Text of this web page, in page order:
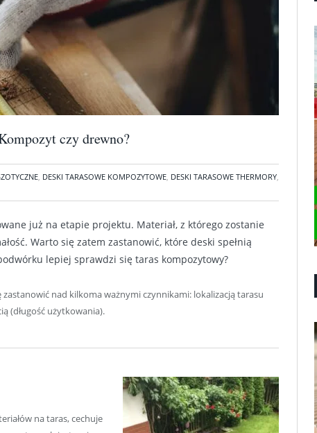
czy drewno?
, DESKI TARASOWE KOMPOZYTOWE, DESKI TARASOWE THERMORY,
już na etapie projektu. Materiał, z którego zostanie
Warto się zatem zastanowić, które deski spełnią
lepiej sprawdzi się taras kompozytowy?
nad kilkoma ważnymi czynnikami: lokalizacją tarasu
(długość użytkowania).
na taras, cechuje